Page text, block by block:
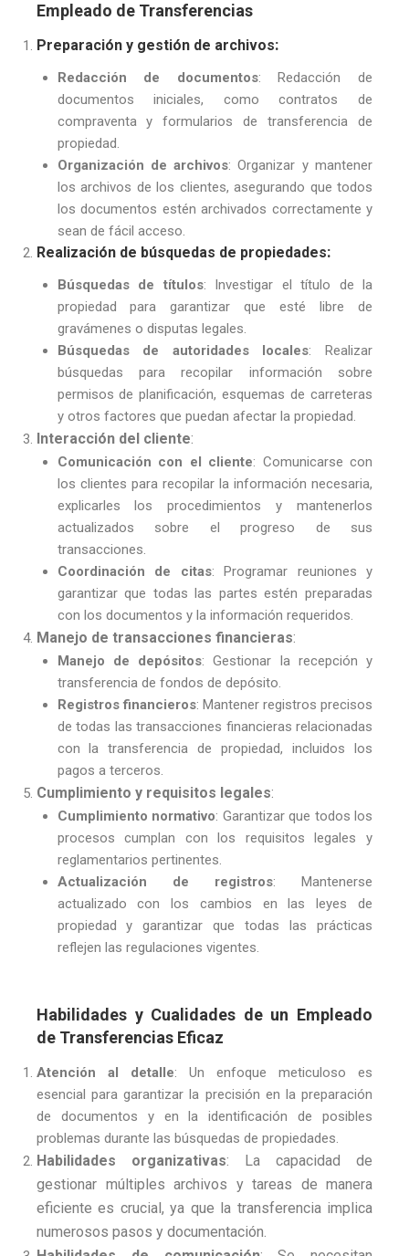
Empleado de Transferencias
Preparación y gestión de archivos:
Redacción de documentos: Redacción de
documentos iniciales, como contratos de
compraventa y formularios de transferencia de
propiedad.
Organización de archivos: Organizar y mantener
los archivos de los clientes, asegurando que todos
los documentos estén archivados correctamente y
sean de fácil acceso.
Realización de búsquedas de propiedades:
Búsquedas de títulos: Investigar el título de la
propiedad para garantizar que esté libre de
gravámenes o disputas legales.
Búsquedas de autoridades locales: Realizar
búsquedas para recopilar información sobre
permisos de planificación, esquemas de carreteras
y otros factores que puedan afectar la propiedad.
Interacción del cliente:
Comunicación con el cliente: Comunicarse con
los clientes para recopilar la información necesaria,
explicarles los procedimientos y mantenerlos
actualizados sobre el progreso de sus
transacciones.
Coordinación de citas: Programar reuniones y
garantizar que todas las partes estén preparadas
con los documentos y la información requeridos.
Manejo de transacciones financieras:
Manejo de depósitos: Gestionar la recepción y
transferencia de fondos de depósito.
Registros financieros: Mantener registros precisos
de todas las transacciones financieras relacionadas
con la transferencia de propiedad, incluidos los
pagos a terceros.
Cumplimiento y requisitos legales:
Cumplimiento normativo: Garantizar que todos los
procesos cumplan con los requisitos legales y
reglamentarios pertinentes.
Actualización de registros: Mantenerse
actualizado con los cambios en las leyes de
propiedad y garantizar que todas las prácticas
reflejen las regulaciones vigentes.
Habilidades y Cualidades de un Empleado
de Transferencias Eficaz
Atención al detalle: Un enfoque meticuloso es
esencial para garantizar la precisión en la preparación
de documentos y en la identificación de posibles
problemas durante las búsquedas de propiedades.
Habilidades organizativas: La capacidad de
gestionar múltiples archivos y tareas de manera
eficiente es crucial, ya que la transferencia implica
numerosos pasos y documentación.